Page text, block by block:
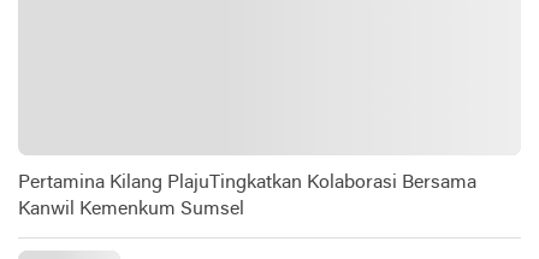
Pertamina Kilang PlajuTingkatkan Kolaborasi Bersama
Kanwil Kemenkum Sumsel